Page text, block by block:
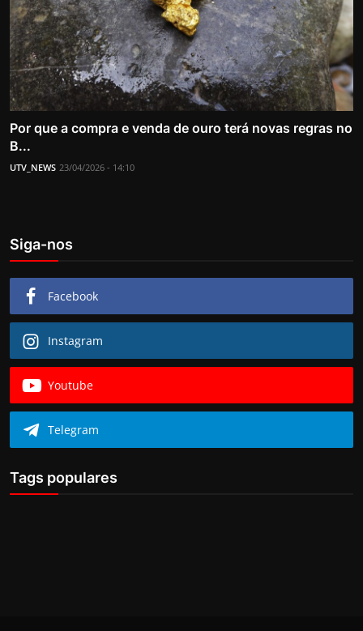
Por que a compra e venda de ouro terá novas regras no
B...
UTV_NEWS 23/04/2026 - 14:10
Siga-nos
Facebook
Instagram
Youtube
Telegram
Tags populares